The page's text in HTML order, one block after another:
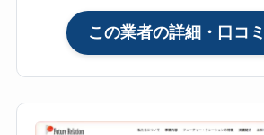
この業者の詳細・口コ